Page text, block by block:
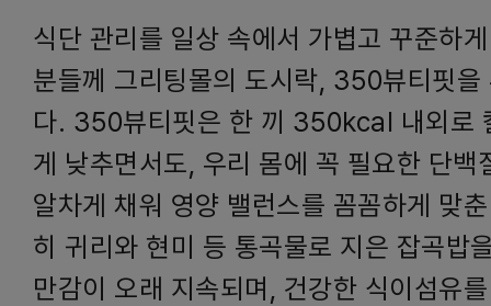
식단 관리를 일상 속에서 가볍고 꾸준하
분들께 그리팅몰의 도시락, 350뷰티핏을
다. 350뷰티핏은 한 끼 350kcal 내외로
게 낮추면서도, 우리 몸에 꼭 필요한 단백
알차게 채워 영양 밸런스를 꼼꼼하게 맞
히 귀리와 현미 등 통곡물로 지은 잡곡밥
만감이 오래 지속되며, 건강한 식이섬유